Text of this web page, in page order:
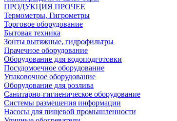
ПРОДУКЦИЯ ПРОЧЕЕ
Термометры, Гигрометры
Торговое оборудование
Бытовая техника
Зонты вытяжные, гидрофильтры
Прачечное оборудование
Оборудование для водоподготовки
Посудомоечное оборудование
Упаковочное оборудование
Оборудование для розлива
Санитарно-гигиеническое оборудование
Системы размещения информации
Насосы для пищевой промышленности